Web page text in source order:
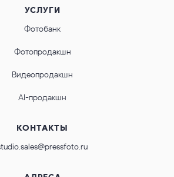
УСЛУГИ
Фотобанк
Фотопродакшн
Видеопродакшн
AI-продакшн
КОНТАКТЫ